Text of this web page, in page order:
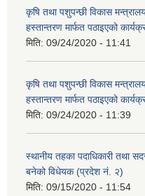
कृषि तथा पशुपन्छी विकास
हस्तान्तरण मार्फत पठाइएको
मिति: 09/24/2020 - 11:41
कृषि तथा पशुपन्छी विकास
हस्तान्तरण मार्फत पठाइएको
मिति: 09/24/2020 - 11:39
स्थानीय तहका पदाधिकारी तथा
बनेको विधेयक (प्रदेश नं. २)
मिति: 09/15/2020 - 11:54